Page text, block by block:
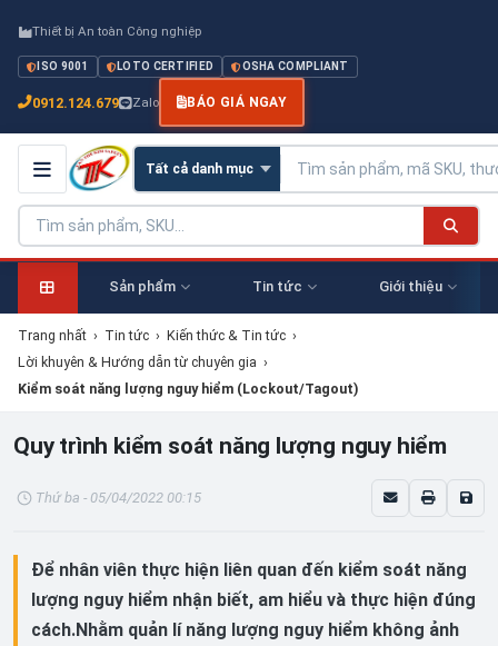
Thiết bị An toàn Công nghiệp
ISO 9001 LOTO CERTIFIED OSHA COMPLIANT
0912.124.679 Zalo BÁO GIÁ NGAY
Sản phẩm Tin tức Giới thiệu
Trang nhất › Tin tức › Kiến thức & Tin tức ›
Lời khuyên & Hướng dẫn từ chuyên gia ›
Kiểm soát năng lượng nguy hiểm (Lockout/Tagout)
Quy trình kiểm soát năng lượng nguy hiểm
Thứ ba - 05/04/2022 00:15
Để nhân viên thực hiện liên quan đến kiểm soát năng
lượng nguy hiểm nhận biết, am hiểu và thực hiện đúng
cách.Nhằm quản lí năng lượng nguy hiểm không ảnh